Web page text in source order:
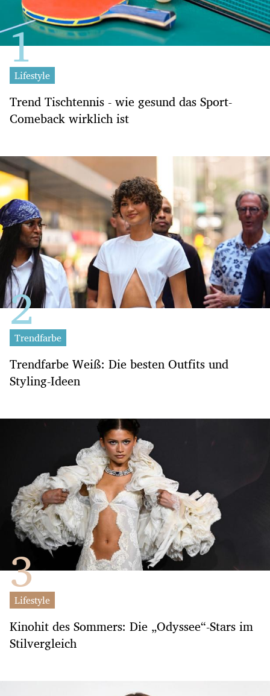
Lifestyle
Trend Tischtennis - wie gesund das Sport-
Comeback wirklich ist
Trendfarbe
Trendfarbe Weiß: Die besten Outfits und
Styling-Ideen
Lifestyle
Kinohit des Sommers: Die „Odyssee“-Stars im
Stilvergleich